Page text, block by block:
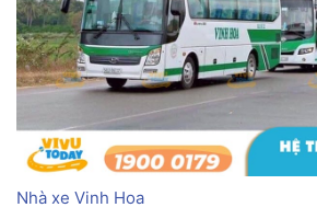
Nhà xe Vinh Hoa